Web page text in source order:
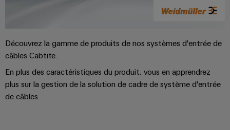
Découvrez la gamme de produits de nos systèmes d'entrée de
câbles Cabtite.
En plus des caractéristiques du produit, vous en apprendrez
plus sur la gestion de la solution de cadre de système d'entrée
de câbles.